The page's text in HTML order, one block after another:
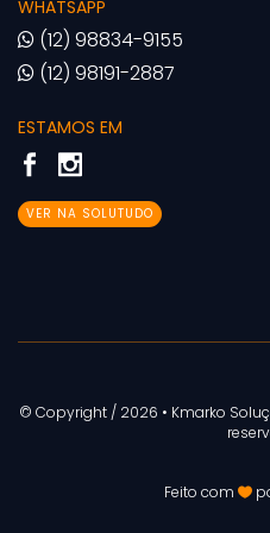
WHATSAPP
(12) 98834-9155
(12) 98191-2887
ESTAMOS EM
VER NA SOLUTUDO
© Copyright / 2026 • Kmarko
Feito com